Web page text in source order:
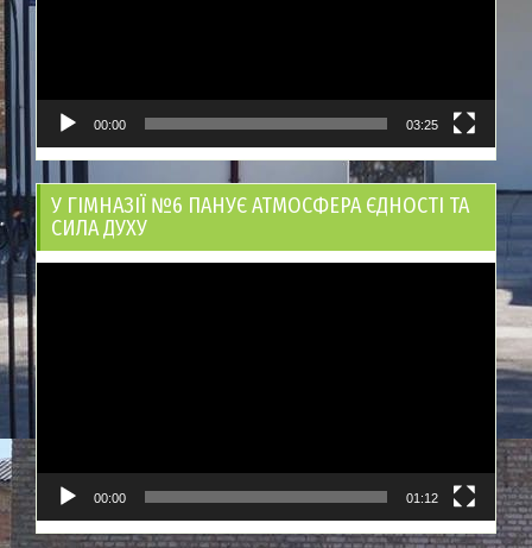
00:00 03:25
У ГІМНАЗІЇ №6 ПАНУЄ АТМОСФЕРА ЄДНОСТІ ТА
СИЛА ДУХУ
00:00 01:12